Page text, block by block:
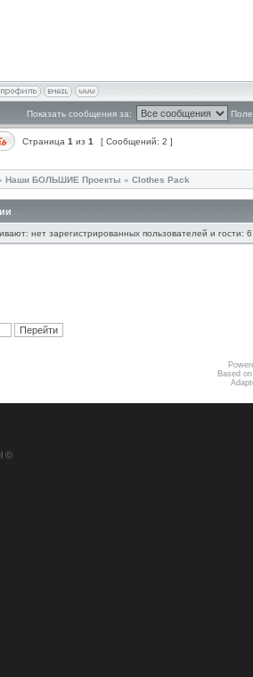
Показать сообщения за:
Страница 1 из 1 [ Сообщений: 2 ]
Наши БОЛЬШИЕ Проекты » Clothes Pack
нет зарегистрированных пользователей и гости: 6
Based
©